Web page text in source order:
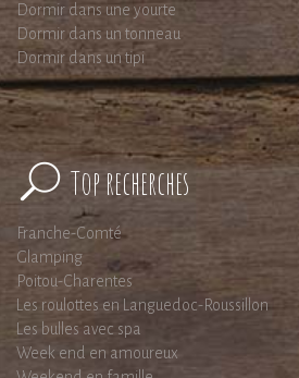
Dormir dans une yourte
Dormir dans un tonneau
Dormir dans un tipi
Top recherches
Franche-Comté
Glamping
Poitou-Charentes
Les roulottes en Languedoc-Roussillon
Les bulles avec spa
Week end en amoureux